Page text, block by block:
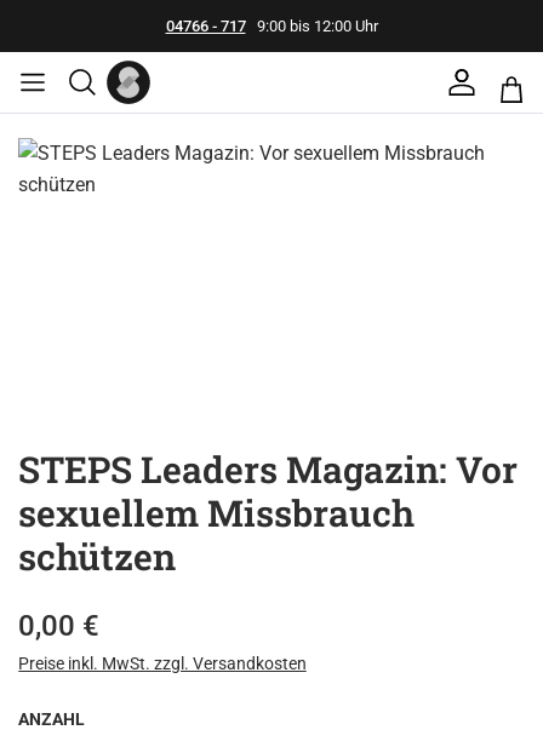
04766 - 7179:00 bis 12:00 Uhr
Bildergalerie überspringen
STEPS Leaders Magazin: Vor
sexuellem Missbrauch
schützen
Regulärer Preis:
0,00 €
Preise inkl. MwSt. zzgl. Versandkosten
ANZAHL